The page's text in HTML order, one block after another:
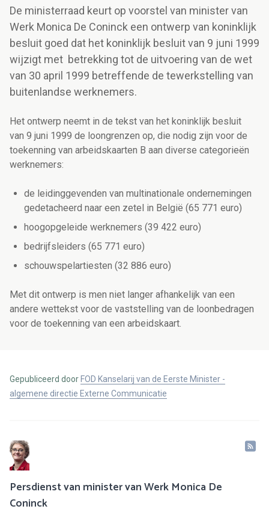
De ministerraad keurt op voorstel van minister van
Werk Monica De Coninck een ontwerp van koninklijk
besluit goed dat het koninklijk besluit van 9 juni 1999
wijzigt met betrekking tot de uitvoering van de wet
van 30 april 1999 betreffende de tewerkstelling van
buitenlandse werknemers.
Het ontwerp neemt in de tekst van het koninklijk besluit
van 9 juni 1999 de loongrenzen op, die nodig zijn voor de
toekenning van arbeidskaarten B aan diverse categorieën
werknemers:
de leidinggevenden van multinationale ondernemingen
gedetacheerd naar een zetel in België (65 771 euro)
hoogopgeleide werknemers (39 422 euro)
bedrijfsleiders (65 771 euro)
schouwspelartiesten (32 886 euro)
Met dit ontwerp is men niet langer afhankelijk van een
andere wettekst voor de vaststelling van de loonbedragen
voor de toekenning van een arbeidskaart.
Gepubliceerd door FOD Kanselarij van de Eerste Minister -
algemene directie Externe Communicatie
Persdienst van minister van Werk Monica De
Coninck